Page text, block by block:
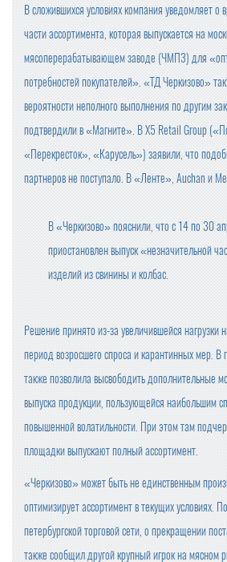
В сложившихся условиях компания уведомляет о
части ассортимента, которая выпускается на
мясоперерабатывающем заводе (ЧМПЗ) для
потребностей покупателей». «ТД Черкизово»
вероятности неполного выполнения по другим
подтвердили в «Магните». В X5 Retail Group
«Перекресток», «Карусель») заявили, что
партнеров не поступало. В «Ленте», Auchan и
В «Черкизово» пояснили, что с 14 по 30
приостановлен выпуск «незначительной
изделий из свинины и колбас.
Решение принято из-за увеличившейся нагрузки
период возросшего спроса и карантинных мер. В
также позволила высвободить дополнительные
выпуска продукции, пользующейся наибольшим
повышенной волатильности. При этом там
площадки выпускают полный ассортимент.
«Черкизово» может быть не единственным
оптимизирует ассортимент в текущих условиях.
петербургской торговой сети, о прекращении
также сообщил другой крупный игрок на